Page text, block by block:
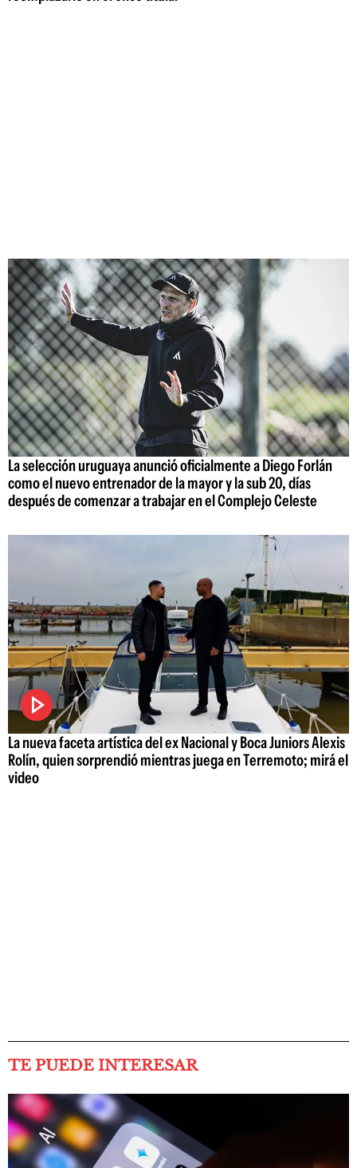
La selección uruguaya anunció oficialmente a Diego Forlán
como el nuevo entrenador de la mayor y la sub 20, días
después de comenzar a trabajar en el Complejo Celeste
La nueva faceta artística del ex Nacional y Boca Juniors Alexis
Rolín, quien sorprendió mientras juega en Terremoto; mirá el
video
TE PUEDE INTERESAR